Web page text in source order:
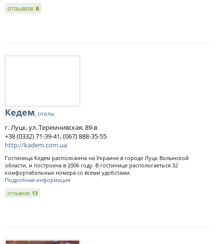
отзывов:6
Кедем, отель
г. Луцк, ул. Теремнивская, 89-в
+38 (0332) 71-39-41, (067) 888-35-55
http://kadem.com.ua
Гостиница Кедем расположена на Украине в городе Луцк Волынской
области, и построена в 2006 году. В гостинице распологаеться 32
комфортабельных номера со всеми удобстами.
Подробная информация
отзывов: 13